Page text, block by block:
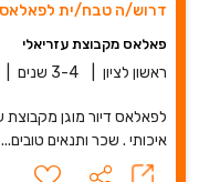
דרוש/ה טבח/ית לפאלאס
פאלאס מקבוצת עזריאלי
ראשון לציון 3-4 שנים
לפאלאס דיור מוגן
איכותי . שכר ותנאים טובים...